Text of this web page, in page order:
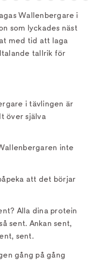
Wallenbergare i
som lyckades näst
med tid att laga
tallrik för
i tävlingen är
över själva
inte
att det börjar
Alla dina protein
sent. Ankan sent,
sent.
gång på gång